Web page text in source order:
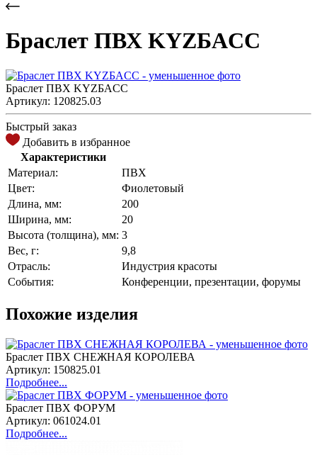
Браслет ПВХ KYZБACC
Браслет ПВХ KYZБACC
Артикул: 120825.03
Быстрый заказ
Добавить в избранное
Характеристики
Материал:
ПВХ
Цвет:
Фиолетовый
Длина, мм:
200
Ширина, мм:
20
Высота (толщина), мм: 3
Вес, г:
9,8
Отрасль:
Индустрия красоты
События:
Конференции, презентации, форумы
Похожие изделия
Браслет ПВХ СНЕЖНАЯ КОРОЛЕВА
Артикул: 150825.01
Подробнее...
Браслет ПВХ ФОРУМ
Артикул: 061024.01
Подробнее...